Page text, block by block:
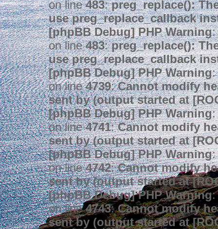
on line483:preg_replace():
use preg_replace_callback
[phpBB Debug] PHP Warning:
on line483:preg_replace():
use preg_replace_callback
[phpBB Debug] PHP Warning:
on line4739:Cannot modify
sent by (output started at
[phpBB Debug] PHP Warning:
on line4741:Cannot modify
sent by (output started at
[phpBB Debug] PHP Warning:
on line4742:Cannot modify
sent by (output started at
[phpBB Debug] PHP Warning
on line4743:Cannot modify
sent by (output started at